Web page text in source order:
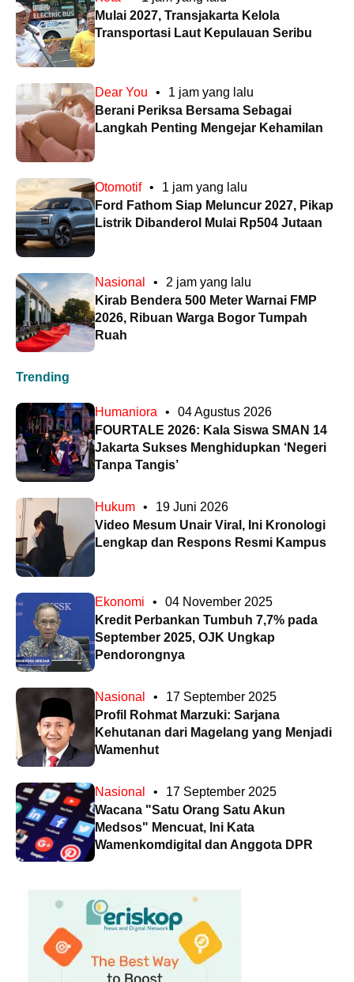
Mulai 2027, Transjakarta Kelola
Transportasi Laut Kepulauan Seribu
Dear You •
1 jam yang lalu
Berani Periksa Bersama Sebagai
Langkah Penting Mengejar Kehamilan
Otomotif •
1 jam yang lalu
Ford Fathom Siap Meluncur 2027, Pikap
Listrik Dibanderol Mulai Rp504 Jutaan
Nasional •
2 jam yang lalu
Kirab Bendera 500 Meter Warnai FMP
2026, Ribuan Warga Bogor Tumpah
Ruah
Trending
Humaniora •
04 Agustus 2026
FOURTALE 2026: Kala Siswa SMAN 14
Jakarta Sukses Menghidupkan ‘Negeri
Tanpa Tangis’
Hukum •
19 Juni 2026
Video Mesum Unair Viral, Ini Kronologi
Lengkap dan Respons Resmi Kampus
Ekonomi •
04 November 2025
Kredit Perbankan Tumbuh 7,7% pada
September 2025, OJK Ungkap
Pendorongnya
Nasional •
17 September 2025
Profil Rohmat Marzuki: Sarjana
Kehutanan dari Magelang yang Menjadi
Wamenhut
Nasional •
17 September 2025
Wacana "Satu Orang Satu Akun
Medsos" Mencuat, Ini Kata
Wamenkomdigital dan Anggota DPR